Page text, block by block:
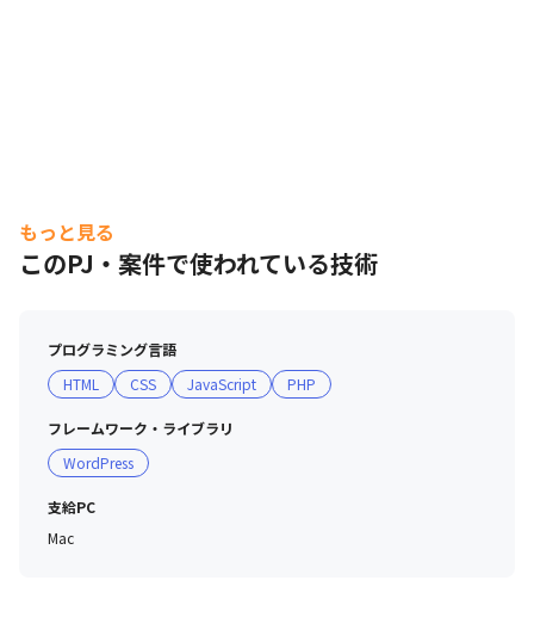
もっと見る
このPJ・案件で使われている技術
プログラミング言語
HTML
CSS JavaScript PHP
フレームワーク・ライブラリ
WordPress
支給PC
Mac